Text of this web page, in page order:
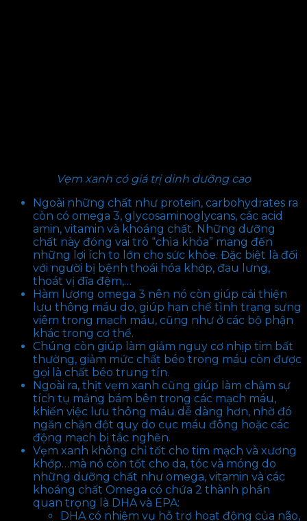
Vẹm xanh có giá trị dinh dưỡng cao
Ngoài những chất như protein, carbohydrates ra
còn có omega 3, glycosaminoglycans, các acid
amin, vitamin và khoáng chất. Những dưỡng
chất này đóng vai trò “chìa khóa” mang đến
những lợi ích to lớn cho sức khỏe. Đặc biệt là đối
với người bị bệnh thoái hóa khớp, đau lưng,
thoát vị đĩa đệm,…
Hàm lượng omega 3 nên nó còn giúp cải thiện
lưu thông máu do, giúp hạn chế tình trạng sưng
viêm trong mạch máu, cũng như ở các bộ phận
khác trong cơ thể.
Chúng còn giúp làm giảm nguy cơ nhịp tim bất
thường, giảm mức chất béo trong máu còn được
gọi là chất béo trung tín.
Ngoài ra, thịt vẹm xanh cũng giúp làm chậm sự
tích tụ mảng bám bên trong các mạch máu,
khiến việc lưu thông máu dễ dàng hơn, nhờ đó
ngăn chặn đột quỵ do cục máu đông hoặc các
động mạch bị tắc nghẽn.
Vẹm xanh không chỉ tốt cho tim mạch và xương
khớp…mà nó còn tốt cho da, tóc và móng do
những dưỡng chất như omega, vitamin và các
khoáng chất Omega có chứa 2 thành phần
quan trọng là DHA và EPA:
DHA có nhiệm vụ hỗ trợ hoạt động của não,